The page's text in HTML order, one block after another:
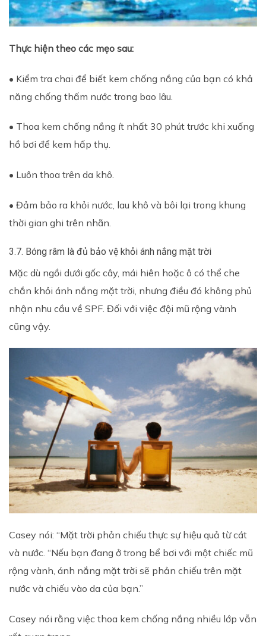
Thực hiện theo các mẹo sau:
• Kiểm tra chai để biết kem chống nắng của bạn có khả
năng chống thấm nước trong bao lâu.
• Thoa kem chống nắng ít nhất 30 phút trước khi xuống
hồ bơi để kem hấp thụ.
• Luôn thoa trên da khô.
• Đảm bảo ra khỏi nước, lau khô và bôi lại trong khung
thời gian ghi trên nhãn.
3.7. Bóng râm là đủ bảo vệ khỏi ánh nắng mặt trời
Mặc dù ngồi dưới gốc cây, mái hiên hoặc ô có thể che
chắn khỏi ánh nắng mặt trời, nhưng điều đó không phủ
nhận nhu cầu về SPF. Đối với việc đội mũ rộng vành
cũng vậy.
Casey nói: “Mặt trời phản chiếu thực sự hiệu quả từ cát
và nước. “Nếu bạn đang ở trong bể bơi với một chiếc mũ
rộng vành, ánh nắng mặt trời sẽ phản chiếu trên mặt
nước và chiếu vào da của bạn.”
Casey nói rằng việc thoa kem chống nắng nhiều lớp vẫn